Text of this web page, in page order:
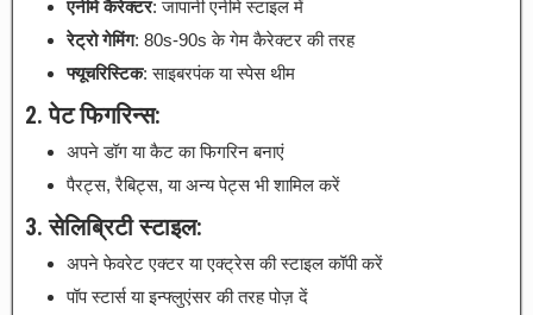
एनीमे कैरेक्टर: जापानी एनीमे स्टाइल में
रेट्रो गेमिंग: 80s-90s के गेम कैरेक्टर की तरह
फ्यूचरिस्टिक: साइबरपंक या स्पेस थीम
2. पेट फिगरिन्स:
अपने डॉग या कैट का फिगरिन बनाएं
पैरट्स, रैबिट्स, या अन्य पेट्स भी शामिल करें
3. सेलिब्रिटी स्टाइल:
अपने फेवरेट एक्टर या एक्ट्रेस की स्टाइल कॉपी करें
पॉप स्टार्स या इन्फ्लुएंसर की तरह पोज़ दें